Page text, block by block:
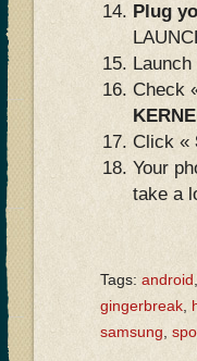
Plug
Launch
Check
Click «
Your
take a
Tags: android
gingerbreak
samsung